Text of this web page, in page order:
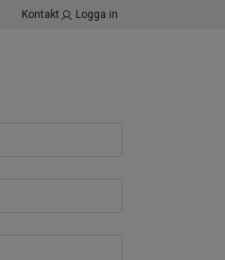
Kontakt Logga in